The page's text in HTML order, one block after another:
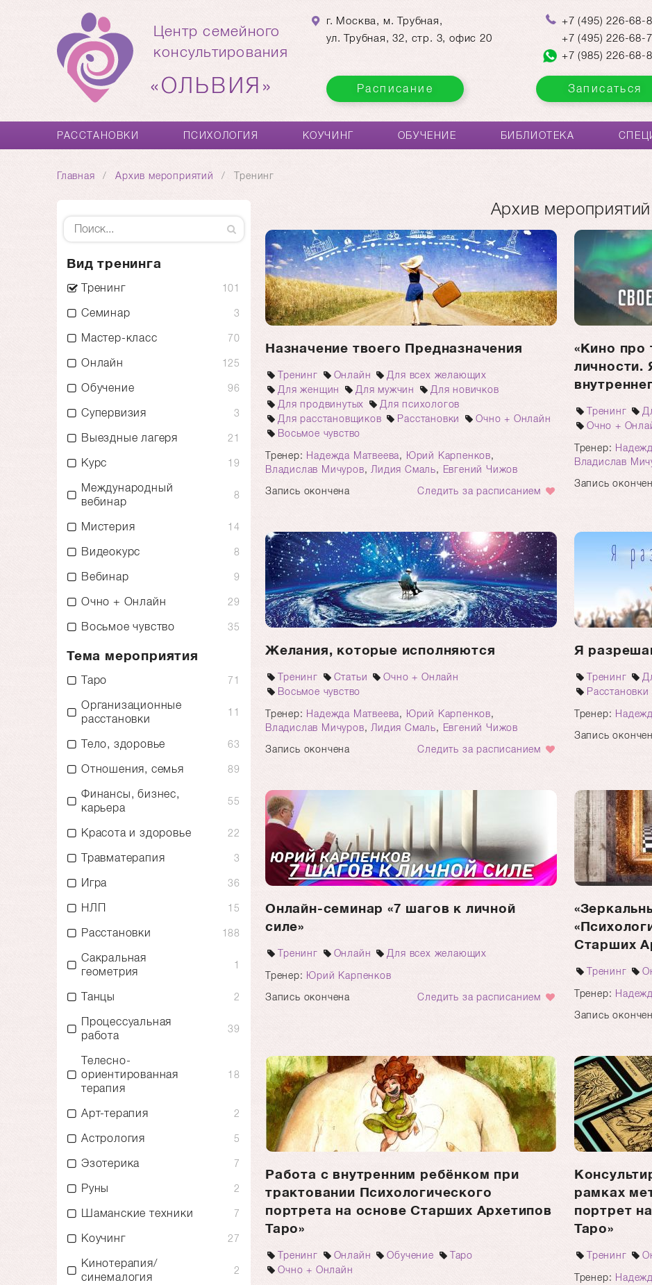
Центр семейного
консультирования
«ОЛЬВИЯ»
г. Москва, м. Трубная,
ул. Трубная, 32, стр. 3, офис 20
Расписание
+7(495) 226-68-
+7(495) 226-68-
+7(985) 226-68-
Записаться
РАССТАНОВКИ ПСИХОЛОГИЯ КОУЧИНГ ОБУЧЕНИЕ БИБЛИОТЕКА
Главная Архив мероприятий Тренинг
Вид тренинга
Тренинг 101
Семинар 3
Мастер-класс 70
Онлайн 125
Обучение 96
Супервизия 3
Выездные лагеря 21
Курс 19
Международный
вебинар
8
Мистерия 14
Видеокурс 8
Вебинар 9
Очно + Онлайн 29
Восьмое чувство 35
Тема мероприятия
Таро 71
Организационные
расстановки
11
Тело, здоровье 63
Отношения, семья 89
Финансы, бизнес,
карьера
55
Красота и здоровье 22
Травматерапия 3
Игра 36
НЛП 15
Расстановки 188
Сакральная
геометрия
1
Танцы 2
Процессуальная
работа
39
Телесно-
ориентированная
терапия
18
Арт-терапия 2
Астрология 5
Эзотерика 7
Руны 2
Шаманские техники 7
Коучинг 27
Кинотерапия/
синемалогия
2
Архив мероприятий
Назначение твоего Предназначения
Тренинг Онлайн
Для всех желающих
Для женщин
Для мужчин
Для новичков
Для продвинутых
Для психологов
Для расстановщиков
Расстановки
Очно + Онлайн
Восьмое чувство
Тренер: Надежда Матвеева, Юрий Карпенков,
Владислав Мичуров, Лидия Смаль, Евгений Чижов
Запись окончена
Следить за расписанием
«Кино про
личности.
Тренинг
Очно +
Тренер:
Владислав
Запись
Желания, которые исполняются
Тренинг Статьи
Очно + Онлайн
Восьмое чувство
Тренер: Надежда Матвеева, Юрий Карпенков,
Владислав Мичуров, Лидия Смаль, Евгений Чижов
Запись окончена
Следить за расписанием
Я
Тренинг
Расстановки
Тренер:
Запись
Онлайн-семинар «7 шагов к личной
силе»
Тренинг Онлайн
Для всех желающих
Тренер: Юрий Карпенков
Запись окончена
Следить за расписанием
Старших
Тренинг
Тренер:
Запись
Работа с внутренним ребёнком при
трактовании Психологического
портрета на основе Старших Архетипов
Таро»
Тренинг Онлайн Обучение
Таро
Очно + Онлайн
рамках
портрет
Таро»
Тренинг
Тренер: